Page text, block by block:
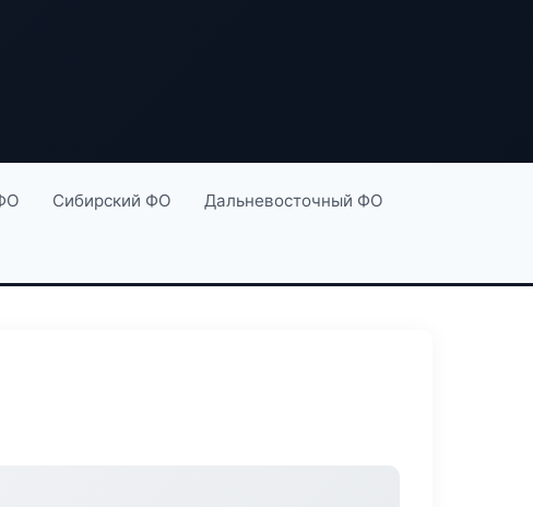
Сибирский ФО Дальневосточный ФО